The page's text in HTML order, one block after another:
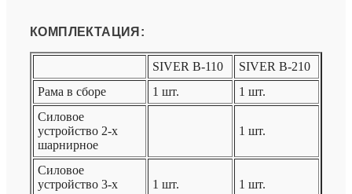
КОМПЛЕКТАЦИЯ:
SIVER B-110
SIVER B-210
Рама в сборе
1 шт.
1 шт.
Силовое
устройство 2-х
шарнирное
1 шт.
Силовое
устройство 3-х
1 шт. 1 шт.